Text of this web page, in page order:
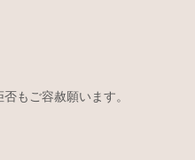
もご容赦願います。